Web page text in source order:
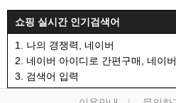
쇼핑 실시간 인기검색어
1. 나의 경쟁력, 네이버
2. 네이버 아이디로 간편구매, 네이
3. 검색어 입력